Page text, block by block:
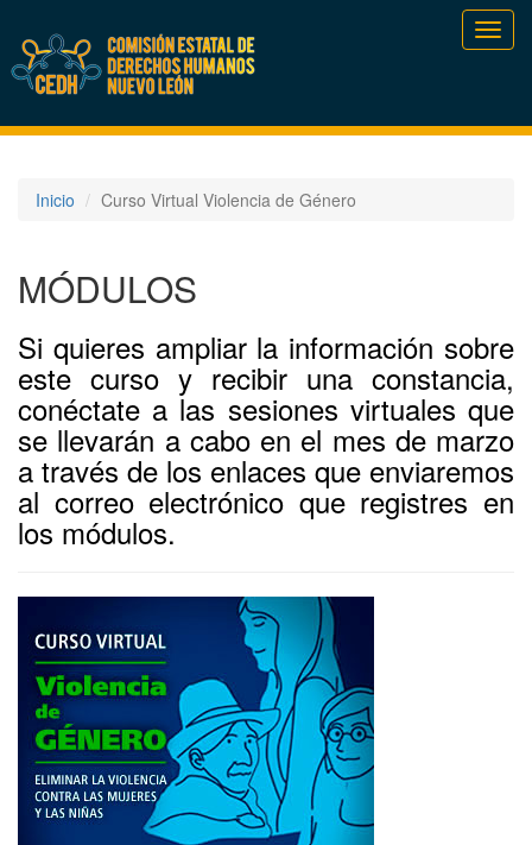
Inicio Curso Virtual Violencia de Género
MÓDULOS
Si quieres ampliar la información sobre
este curso y recibir una constancia,
conéctate a las sesiones virtuales que
se llevarán a cabo en el mes de marzo
a través de los enlaces que enviaremos
al correo electrónico que registres en
los módulos.